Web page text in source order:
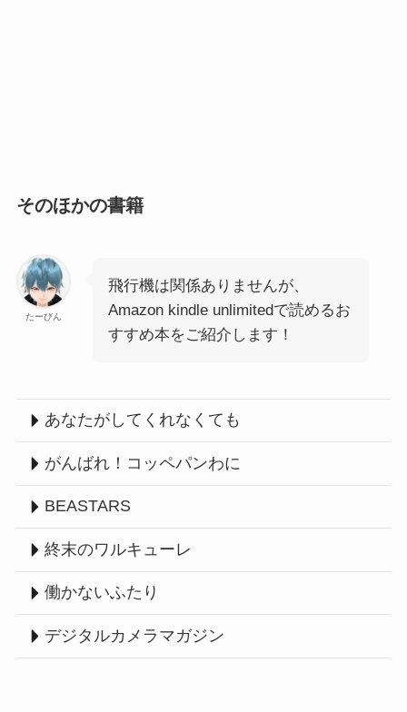
そのほかの書籍
たーびん
飛行機は関係ありませんが、
Amazon kindle unlimitedで読めるお
すすめ本をご紹介します！
あなたがしてくれなくても
がんばれ！コッペパンわに
BEASTARS
終末のワルキューレ
働かないふたり
デジタルカメラマガジン